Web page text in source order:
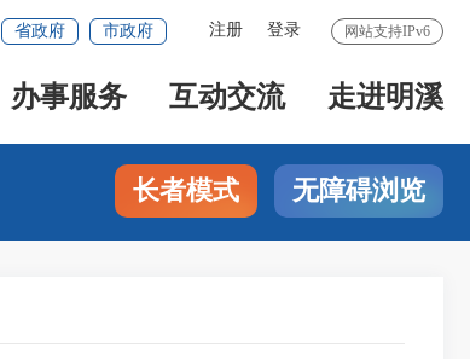
网站支持IPv6
注册 登录
省政府 市政府
办事服务 互动交流 走进明溪
长者模式 无障碍浏览